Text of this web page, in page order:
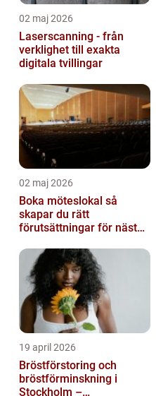
02 maj 2026
Laserscanning - från
verklighet till exakta
digitala tvillingar
02 maj 2026
Boka möteslokal så
skapar du rätt
förutsättningar för nästa
19 april 2026
Bröstförstoring och
bröstförminskning i
Stockholm –